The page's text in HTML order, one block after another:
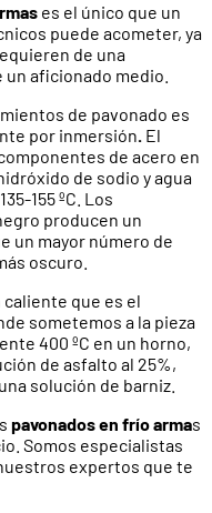
es el único que un
puede acometer, ya
de una
aficionado medio.
de pavonado es
por inmersión. El
de acero en
de sodio y agua
155 ºC. Los
producen un
un mayor número de
oscuro.
que es el
sometemos a la pieza
400 ºC en un horno,
de asfalto al 25%,
solución de barniz.
pavonados en frío armas
Somos especialistas
expertos que te